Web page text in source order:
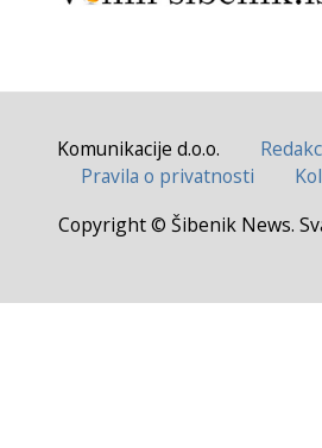
Komunikacije d.o.o.
Pravila o privatnosti
Copyright © Šibenik News.